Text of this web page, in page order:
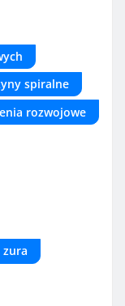
spiralne
rozwojowe
zura